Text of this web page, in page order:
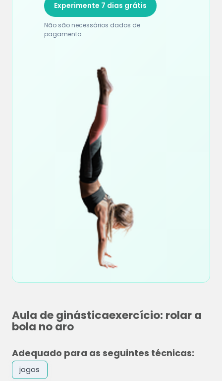
Experimente 7 dias grátis
Não são necessários dados de
pagamento
Aula de ginásticaexercício: rolar a
bola no aro
Adequado para as seguintes técnicas:
jogos